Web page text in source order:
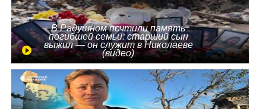
В Радушном почтили память
погибшей семьи: старший сын
выжил — он служит в Николаеве
(видео)